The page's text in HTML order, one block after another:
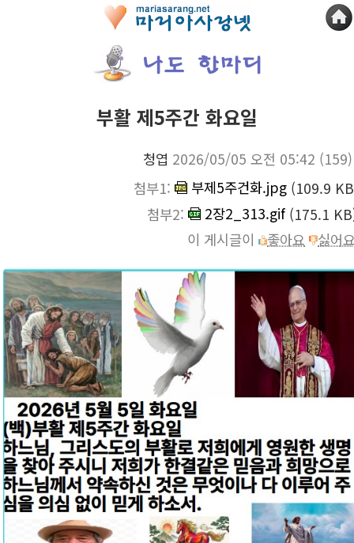
부활 제5주간 화요일
청엽 2026/05/05 오전 05:42 (159)
첨부1:
부제5주건화.jpg (109.9
첨부2:
2장2_313.gif (175.1
이 게시글이
좋아요 싫어